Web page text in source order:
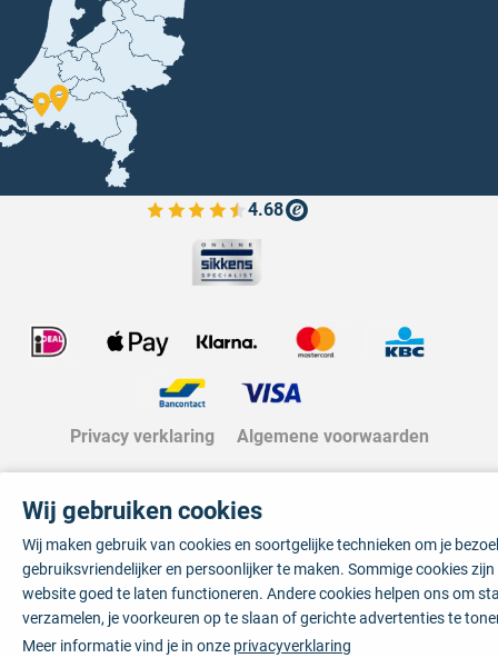
4.68
Bekijk de verfplaza beoordelingen
Privacy verklaring Algemene voorwaarden
Wij gebruiken cookies
Wij maken gebruik van cookies en soortgelijke technieken om je
gebruiksvriendelijker en persoonlijker te maken. Sommige cookies
website goed te laten functioneren. Andere cookies helpen ons om
verzamelen, je voorkeuren op te slaan of gerichte advertenties te
Meer informatie vind je in onze privacyverklaring